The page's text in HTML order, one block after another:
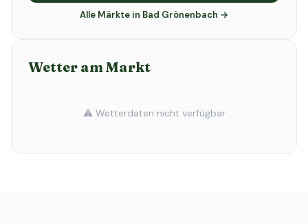
Alle Märkte in Bad Grönenbach →
Wetter am Markt
⚠️ Wetterdaten nicht verfügbar